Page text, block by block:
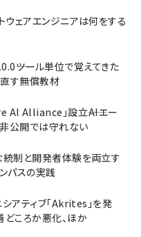
ウェアエンジニアは何をする
ツール単位で覚えてきた
す無償教材
Alliance」設立――AIエー
非公開では守れない
統制と開発者体験を両立す
パスの実践
アティブ「Akrites」を発
ころか悪化、ほか